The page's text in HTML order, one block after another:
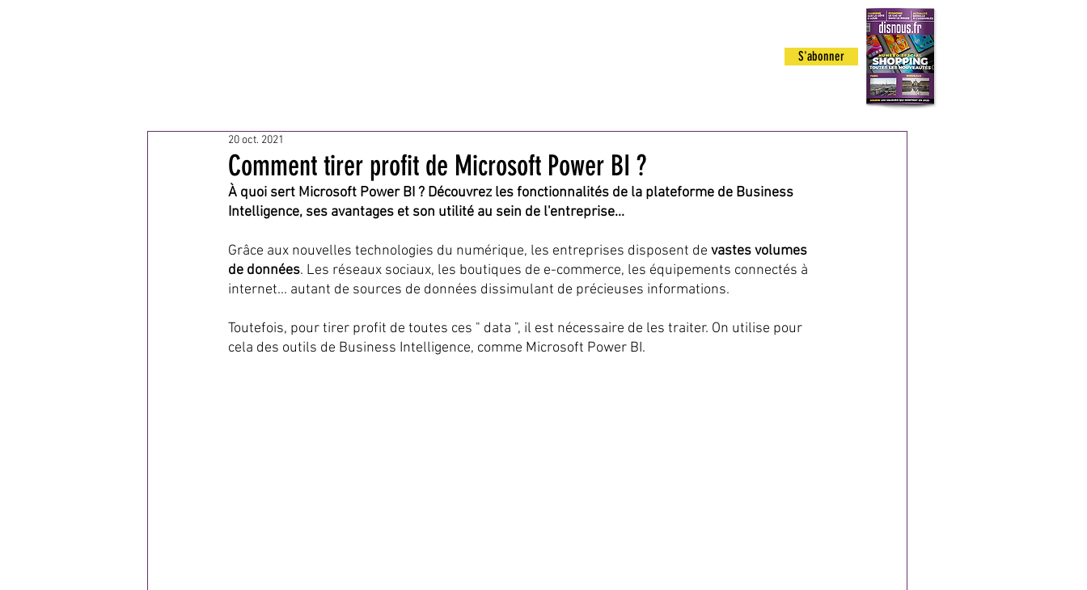
S'abonner
Comment tirer profit de Microsoft Power BI ?
20 oct. 2021
À quoi sert Microsoft Power BI ? Découvrez les fonctionnalités de la plateforme de Business
Intelligence, ses avantages et son utilité au sein de l'entreprise...
Grâce aux nouvelles technologies du numérique, les entreprises disposent de vastes volumes
de données. Les réseaux sociaux, les boutiques de e-commerce, les équipements connectés à
internet... autant de sources de données dissimulant de précieuses informations.
Toutefois, pour tirer profit de toutes ces " data ", il est nécessaire de les traiter. On utilise pour
cela des outils de Business Intelligence, comme Microsoft Power BI.